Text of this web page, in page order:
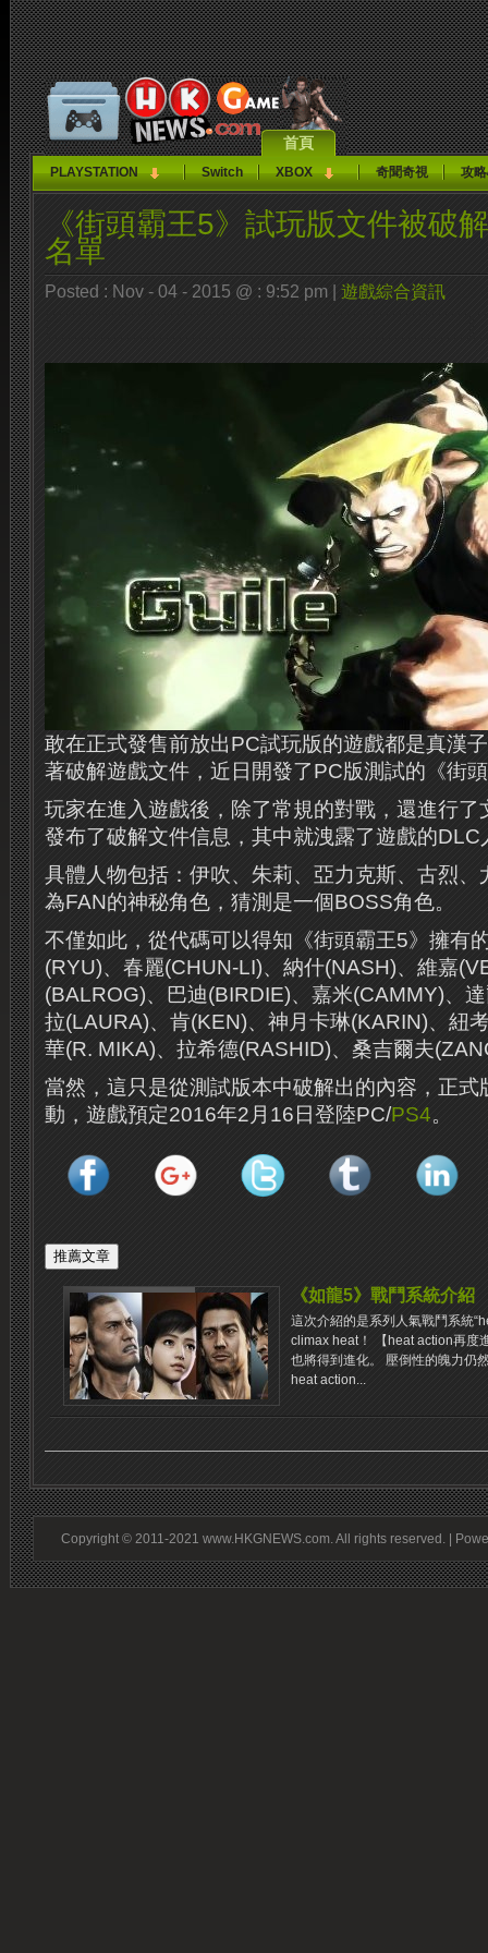
首頁
PLAYSTATION Switch XBOX 奇聞奇視 攻
《街頭霸王5》試玩版文件被破
名單
Posted : Nov - 04 - 2015 @ : 9:52 pm | 遊戲綜合資訊
敢在正式發售前放出PC試玩版的遊戲都是真漢
著破解遊戲文件，近日開發了PC版測試的《街
玩家在進入遊戲後，除了常規的對戰，還進行了
發布了破解文件信息，其中就洩露了遊戲的DLC
具體人物包括：伊吹、朱莉、亞力克斯、古烈、
為FAN的神秘角色，猜測是一個BOSS角色。
不僅如此，從代碼可以得知《街頭霸王5》擁有
(RYU)、春麗(CHUN-LI)、納什(NASH)、維嘉
(BALROG)、巴迪(BIRDIE)、嘉米(CAMMY)、
拉(LAURA)、肯(KEN)、神月卡琳(KARIN)、紐
華(R. MIKA)、拉希德(RASHID)、桑吉爾夫
當然，這只是從測試版本中破解出的內容，正式
動，遊戲預定2016年2月16日登陸PC/PS4。
《如龍5》戰鬥系統介紹
這次介紹的是系列人氣戰鬥系統
climax heat！ 【heat action再度
也將得到進化。 壓倒性的魄力仍
heat action...
Copyright © 2011-2021 www.HKGNEWS.com. All rights reserved. |